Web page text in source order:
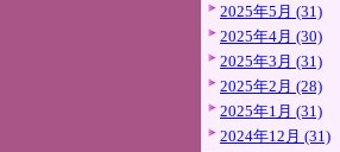
2025年5月 (31)
2025年4月 (30)
2025年3月 (31)
2025年2月 (28)
2025年1月 (31)
2024年12月 (31)